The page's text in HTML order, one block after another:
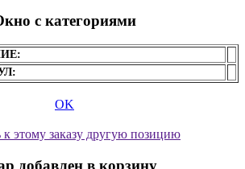
с категориями
OK
к этому заказу другую позицию
добавлен в корзину